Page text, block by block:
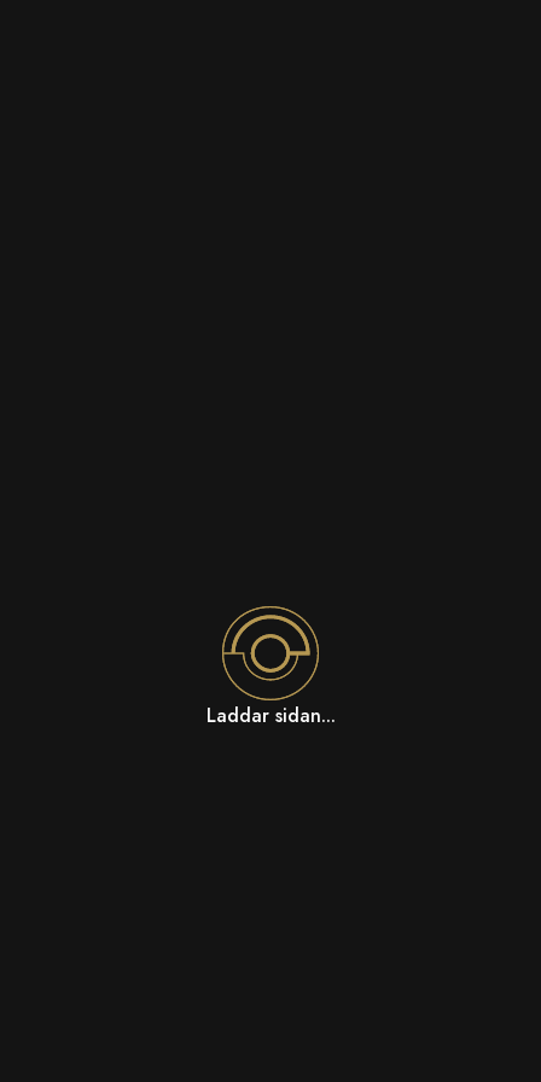
Laddar sidan...